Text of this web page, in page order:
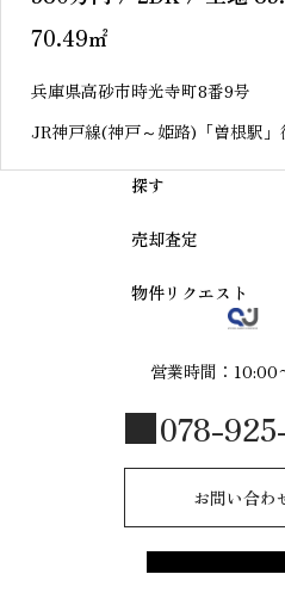
70.49㎡
兵庫県高砂市時光寺町8番9号
JR神戸線(神戸～姫路)「曽根駅」
探す
売却査定
物件リクエスト
営業時間：10:00
078-
お問い合わ